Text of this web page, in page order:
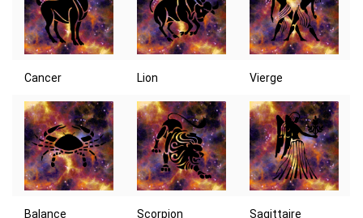
Cancer Lion Vierge
Balance Scorpion Sagittaire